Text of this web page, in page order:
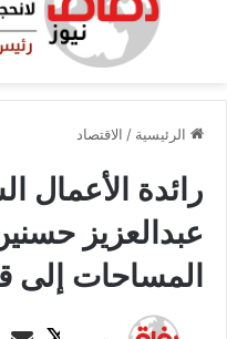
الرئيسية / الاقتصاد
رائدة الأعمال
عبدالعزيز
المساحات